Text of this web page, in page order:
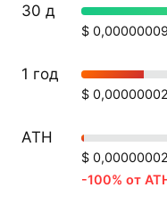
30 д
$
1 год
$
ATH
$
-100% от